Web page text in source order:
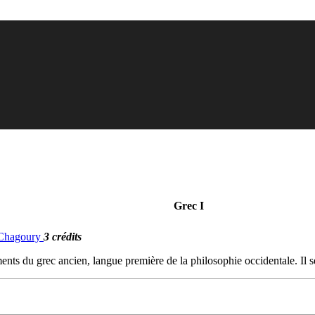
Grec I
3 crédits
du grec ancien, langue première de la philosophie occidentale. Il